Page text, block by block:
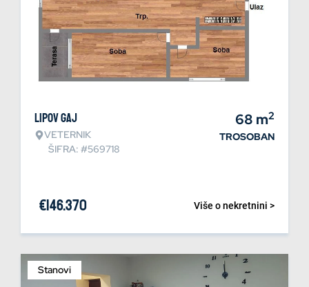
Lipov gaj
VETERNIK
ŠIFRA: #569718
68 m2
TROSOBAN
Više o nekretnini >
€146.370
Stanovi